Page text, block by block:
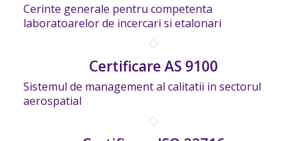
Cerinte generale pentru competenta
laboratoarelor de incercari si etalonari
Certificare AS 9100
Sistemul de management al calitatii in sectorul
aerospatial